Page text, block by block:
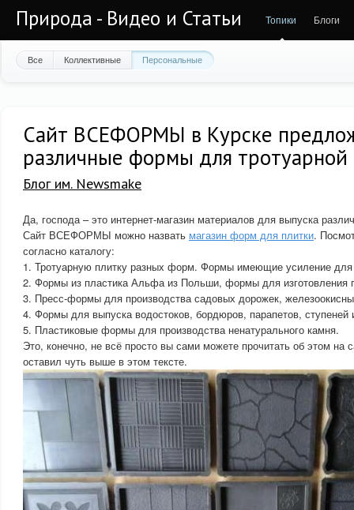
Природа - Видео и Статьи Топики Блоги
Все Коллективные Персональные
Сайт ВСЕФОРМЫ в Курске
различные формы для тротуарной
Блог им. Newsmake
Да, господа – это интернет-магазин материалов для выпуска
Сайт ВСЕФОРМЫ можно назвать магазин форм для плитки.
согласно каталогу:
1. Тротуарную плитку разных форм. Формы имеющие усиление для
2. Формы из пластика Альфа из Польши, формы для изготовления
3. Пресс-формы для производства садовых дорожек,
4. Формы для выпуска водостоков, бордюров, парапетов, ступеней
5. Пластиковые формы для производства ненатурального камня.
Это, конечно, не всё просто вы сами можете прочитать об этом на
оставил чуть выше в этом тексте.